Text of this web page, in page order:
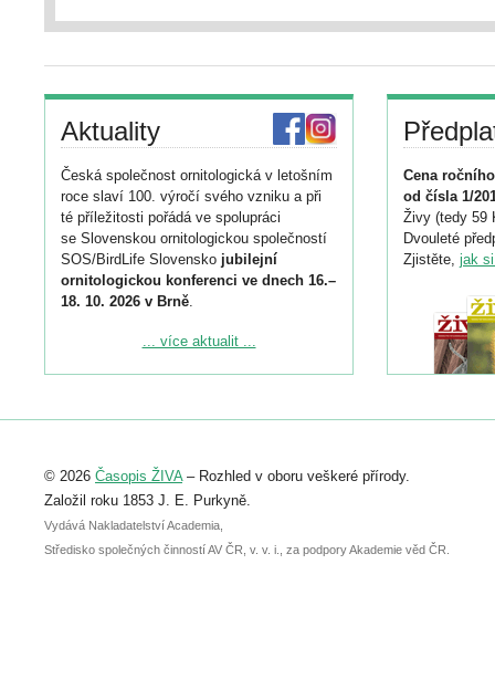
Aktuality
Česká společnost ornitologická v letošním
roce slaví 100. výročí svého vzniku a při
té příležitosti pořádá ve spolupráci
se Slovenskou ornitologickou společností
SOS/BirdLife Slovensko jubilejní
ornitologickou konferenci ve dnech 16.–
18. 10. 2026 v Brně.
Podrobnější informace ke konferenci
Registrovat se můžete do 6. září.
abstraktu přihlášené přednášky nebo
posteru je už 30. června.
... více aktualit ...
Cena
od čísla 1/
Živy (tedy 59
Dvouleté
Zjistěte, jak
© 2026 Časopis ŽIVA– Rozhled v oboru veškeré přírody.
Založil roku 1853 J. E. Purkyně.
Vydává Nakladatelství Academia,
Středisko společných činností AV ČR, v. v. i., za podpory Akademie věd ČR.